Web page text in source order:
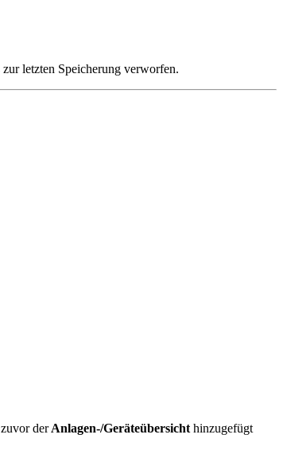
letzten Speicherung verworfen.
derAnlagen-/Geräteübersicht hinzugefügt